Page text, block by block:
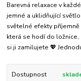
Barevná relaxace v
jemné a uklidňující
světelné efekty
která se hodí do ložnice,
si ji zamilujete 💖
Dostupnost